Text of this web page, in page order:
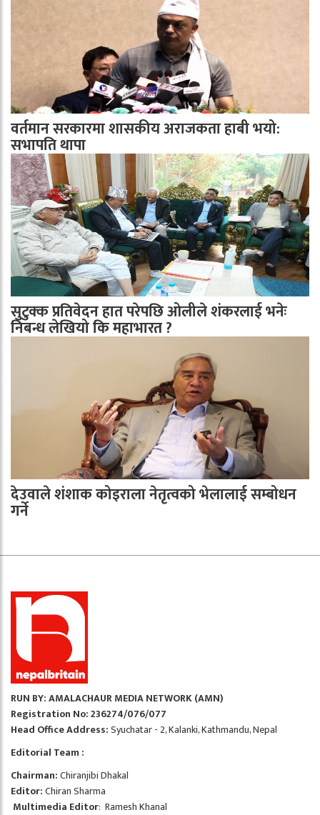
वर्तमान सरकारमा शासकीय अराजकता हाबी भयो:
सभापति थापा
सुटुक्क प्रतिवेदन हात परेपछि ओलीले शंकरलाई भनेः
निबन्ध लेखियो कि महाभारत ?
देउवाले शंशाक कोइराला नेतृत्वको भेलालाई सम्बोधन
गर्ने
RUN BY: AMALACHAUR MEDIA NETWORK (AMN)
Registration No: 236274/076/077
Head Office Address:Syuchatar - 2, Kalanki, Kathmandu, Nepal
Editorial Team :
Chairman:Chiranjibi Dhakal
Editor:Chiran Sharma
Multimedia Editor: Ramesh Khanal